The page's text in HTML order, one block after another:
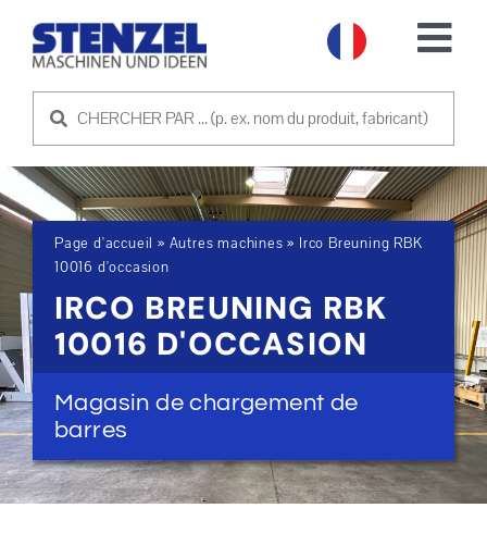
MACHINES D'OCCASION
VENDRE UNE MACHINE
SERVICE
SOCIÉTÉ
PRENDRE CONTACT
Page d'accueil » Autres machines » Irco Breuning RBK
10016 d'occasion
IRCO BREUNING RBK
10016 D'OCCASION
Magasin de chargement de
barres